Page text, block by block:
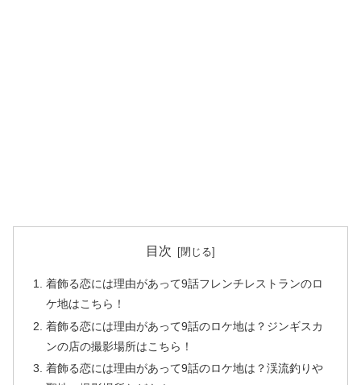
目次
着飾る恋には理由があって9話フレンチレストランのロ
ケ地はこちら！
着飾る恋には理由があって9話のロケ地は？ジンギスカ
ンの店の撮影場所はこちら！
着飾る恋には理由があって9話のロケ地は？渓流釣りや